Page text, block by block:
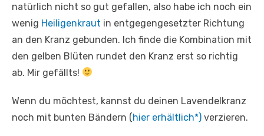
natürlich nicht so gut gefallen, also habe ich noch ein
wenig Heiligenkraut in entgegengesetzter Richtung
an den Kranz gebunden. Ich finde die Kombination mit
den gelben Blüten rundet den Kranz erst so richtig
ab. Mir gefällts!
Wenn du möchtest, kannst du deinen Lavendelkranz
noch mit bunten Bändern (hier erhältlich*) verzieren.